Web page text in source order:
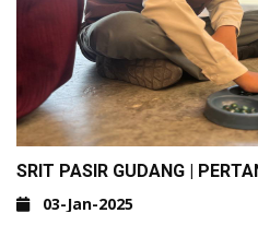
SRIT PASIR GUDANG |
03-Jan-2025